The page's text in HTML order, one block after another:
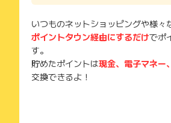
「格安かけ放題プラン」
月額料金2,728円普段ご利用の電話アプ
限もなく、気兼ねなくご利用いただける
高速データ通信3GB分が含まれており、
275円で最大30GBまでご利用いただけ
いすぎ防止「上限設定機能」も備え、上
いつものネットショッピングや様々
ポイントタウン経由にするだけでポ
す。
貯めたポイントは現金、電子マネー
交換できるよ！